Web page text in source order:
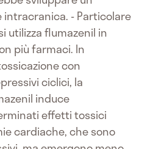
- Particolare
utilizza flumazenil in
più farmaci. In
con
ciclici, la
induce
effetti tossici
cardiache, che sono